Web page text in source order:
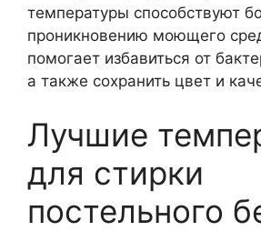
температуры способствуют
проникновению моющего
помогает избавиться от
а также сохранить цвет и
Лучшие
для стирки
постельного